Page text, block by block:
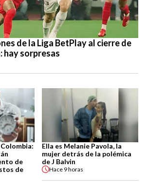
de la Liga BetPlay al cierre de
hay sorpresas
de
de
Ella es Melanie Pavola, la
mujer detrás de la polémica
de J Balvin
Hace 9 horas